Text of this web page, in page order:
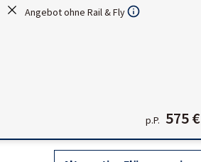
Angebot ohne Rail & Fly
p.P. 575 €